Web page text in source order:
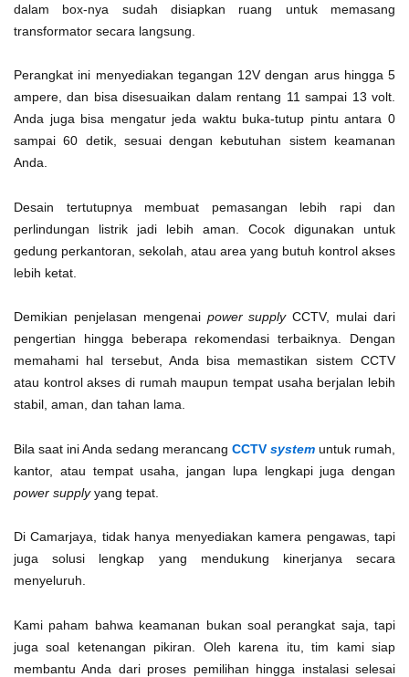
dalam box-nya sudah disiapkan ruang untuk memasang
transformator secara langsung.
Perangkat ini menyediakan tegangan 12V dengan arus hingga 5
ampere, dan bisa disesuaikan dalam rentang 11 sampai 13 volt.
Anda juga bisa mengatur jeda waktu buka-tutup pintu antara 0
sampai 60 detik, sesuai dengan kebutuhan sistem keamanan
Anda.
Desain tertutupnya membuat pemasangan lebih rapi dan
perlindungan listrik jadi lebih aman. Cocok digunakan untuk
gedung perkantoran, sekolah, atau area yang butuh kontrol akses
lebih ketat.
Demikian penjelasan mengenai power supplyCCTV, mulai dari
pengertian hingga beberapa rekomendasi terbaiknya. Dengan
memahami hal tersebut, Anda bisa memastikan sistem CCTV
atau kontrol akses di rumah maupun tempat usaha berjalan lebih
stabil, aman, dan tahan lama.
Bila saat ini Anda sedang merancang CCTV system untuk rumah,
kantor, atau tempat usaha, jangan lupa lengkapi juga dengan
power supplyyang tepat.
Di Camarjaya, tidak hanya menyediakan kamera pengawas, tapi
juga solusi lengkap yang mendukung kinerjanya secara
menyeluruh.
Kami paham bahwa keamanan bukan soal perangkat saja, tapi
juga soal ketenangan pikiran. Oleh karena itu, tim kami siap
membantu Anda dari proses pemilihan hingga instalasi selesai